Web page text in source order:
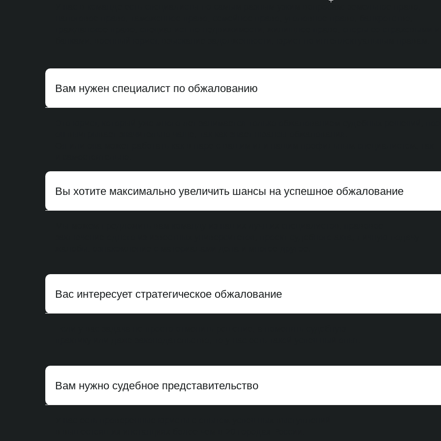
Вам нужен специалист по обжалованию
Вы хотите максимально увеличить шансы на успешное обжалование
Вас интересует стратегическое обжалование
Вам нужно судебное представительство